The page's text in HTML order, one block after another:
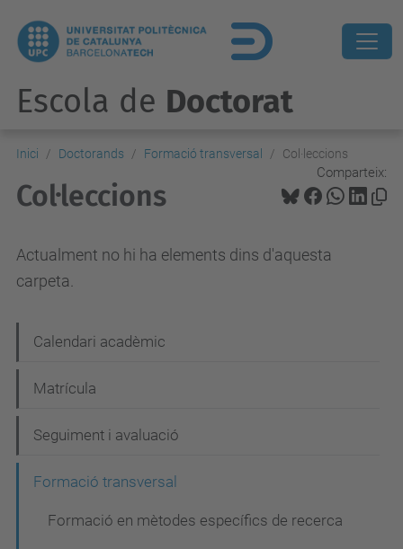
Escola de Doctorat
Inici Doctorands Formació transversal Col·leccions
Comparteix:
Col·leccions
Actualment no hi ha elements dins d'aquesta
carpeta.
a
v
g
Calendari acadèmic
Matrícula
Seguiment i avaluació
Formació transversal
Formació en mètodes específics de recerca